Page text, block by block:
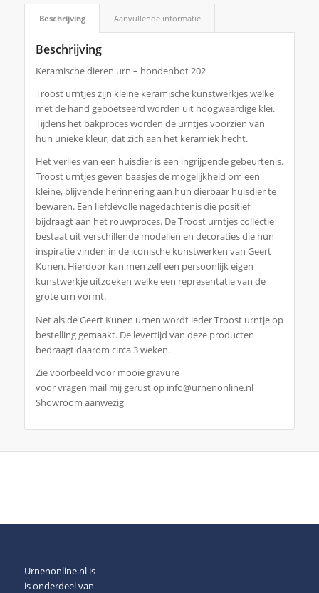
Beschrijving Aanvullende informatie
Beschrijving
Keramische dieren urn – hondenbot 202
Troost urntjes zijn kleine keramische kunstwerkjes welke
met de hand geboetseerd worden uit hoogwaardige klei.
Tijdens het bakproces worden de urntjes voorzien van
hun unieke kleur, dat zich aan het keramiek hecht.
Het verlies van een huisdier is een ingrijpende gebeurtenis.
Troost urntjes geven baasjes de mogelijkheid om een
kleine, blijvende herinnering aan hun dierbaar huisdier te
bewaren. Een liefdevolle nagedachtenis die positief
bijdraagt aan het rouwproces. De Troost urntjes collectie
bestaat uit verschillende modellen en decoraties die hun
inspiratie vinden in de iconische kunstwerken van Geert
Kunen. Hierdoor kan men zelf een persoonlijk eigen
kunstwerkje uitzoeken welke een representatie van de
grote urn vormt.
Net als de Geert Kunen urnen wordt ieder Troost urntje op
bestelling gemaakt. De levertijd van deze producten
bedraagt daarom circa 3 weken.
Zie voorbeeld voor mooie gravure
voor vragen mail mij gerust op info@urnenonline.nl
Showroom aanwezig
Urnenonline.nl is
is onderdeel van